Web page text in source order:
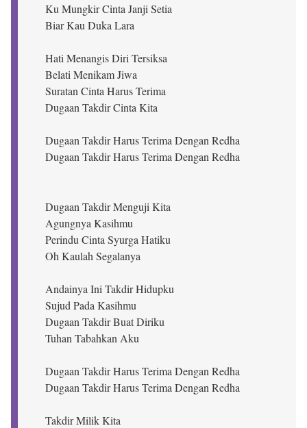
Ku Mungkir Cinta Janji Setia
Biar Kau Duka Lara
Hati Menangis Diri Tersiksa
Belati Menikam Jiwa
Suratan Cinta Harus Terima
Dugaan Takdir Cinta Kita
Dugaan Takdir Harus Terima Dengan Redha
Dugaan Takdir Harus Terima Dengan Redha
Dugaan Takdir Menguji Kita
Agungnya Kasihmu
Perindu Cinta Syurga Hatiku
Oh Kaulah Segalanya
Andainya Ini Takdir Hidupku
Sujud Pada Kasihmu
Dugaan Takdir Buat Diriku
Tuhan Tabahkan Aku
Dugaan Takdir Harus Terima Dengan Redha
Dugaan Takdir Harus Terima Dengan Redha
Takdir Milik Kita